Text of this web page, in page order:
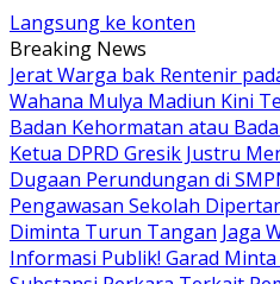
Langsung ke konten
Breaking News
Jerat Warga bak Rentenir
Wahana Mulya Madiun Kini
Badan Kehormatan atau
Ketua DPRD Gresik Justru
Dugaan Perundungan di
Pengawasan Sekolah
Diminta Turun Tangan Jaga
Informasi Publik! Garad